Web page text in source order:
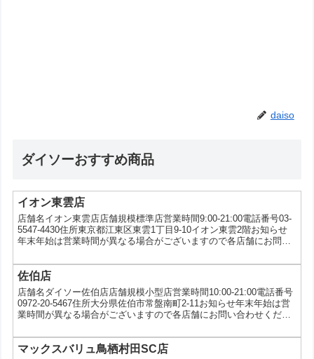
daiso
ダイソーおすすめ商品
イオン東雲店
店舗名イオン東雲店店舗規模標準店営業時間9:00-21:00電話番号03-
5547-4430住所東京都江東区東雲1丁目9-10イオン東雲2階お知らせ
年末年始は営業時間が異なる場合がございますので各店舗にお問い
ラビット）実施中
佐伯店
店舗名ダイソー佐伯店店舗規模小型店営業時間10:00-21:00電話番号
0972-20-5467住所大分県佐伯市常盤南町2-11お知らせ年末年始は営
業時間が異なる場合がございますので各店舗にお問い合わせくださ
マックスバリュ鳥栖村田SC店